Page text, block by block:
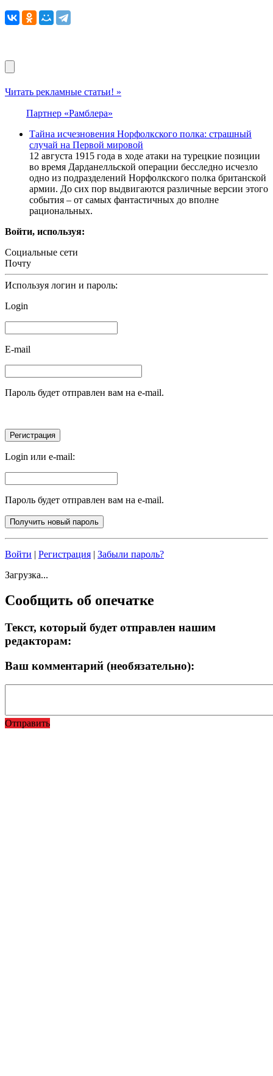
Читать рекламные статьи! »
Партнер «Рамблера»
Тайна исчезновения Норфолкского полка: страшный
случай на Первой мировой
12 августа 1915 года в ходе атаки на турецкие позиции
во время Дарданелльской операции бесследно исчезло
одно из подразделений Норфолкского полка британской
армии. До сих пор выдвигаются различные версии этого
события – от самых фантастичных до вполне
рациональных.
Войти, используя:
Социальные сети
Почту
Используя логин и пароль:
Login
E-mail
Пароль будет отправлен вам на e-mail.
Login или e-mail:
Пароль будет отправлен вам на e-mail.
Войти | Регистрация | Забыли пароль?
Загрузка...
Сообщить об опечатке
Текст, который будет отправлен нашим
редакторам:
Ваш комментарий (необязательно):
Отправить